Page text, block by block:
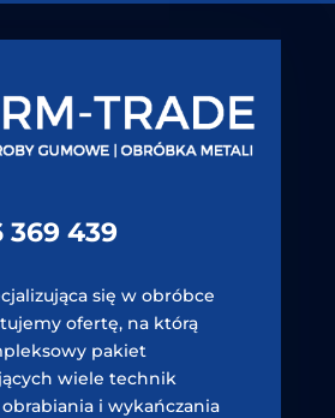
369 439
się w obróbce
ofertę, na którą
pakiet
wiele technik
obrabiania i wykańczania